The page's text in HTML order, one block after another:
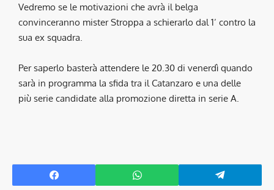
Vedremo se le motivazioni che avrà il belga
convinceranno mister Stroppa a schierarlo dal 1’ contro la
sua ex squadra.
Per saperlo basterà attendere le 20.30 di venerdì quando
sarà in programma la sfida tra il Catanzaro e una delle
più serie candidate alla promozione diretta in serie A.